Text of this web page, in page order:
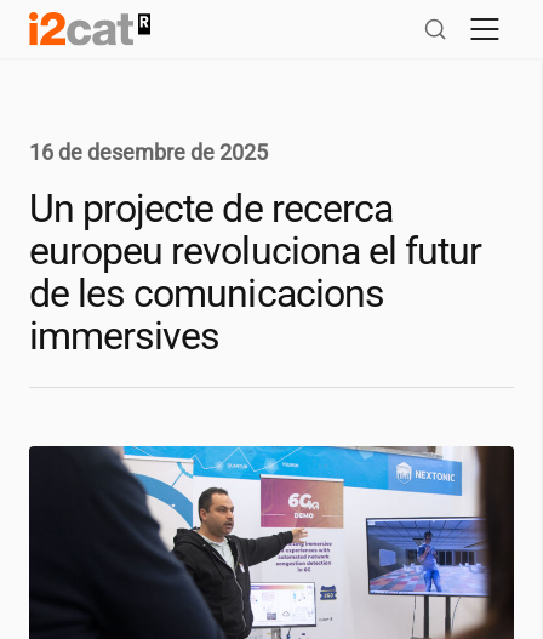
Salta
16 de desembre de 2025
Un projecte de recerca
europeu revoluciona el futur
de les comunicacions
immersives